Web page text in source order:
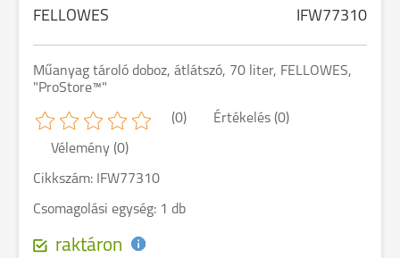
FELLOWES IFW77310
Műanyag tároló doboz, átlátszó, 70 liter, FELLOWES,
"ProStore™"
(0) Értékelés (0)
Vélemény (0)
Cikkszám: IFW77310
Csomagolási egység: 1 db
raktáron